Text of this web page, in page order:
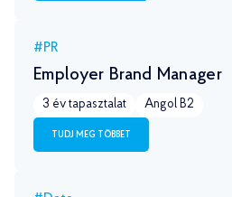
#PR
Employer Brand Manager
3 év tapasztalat Angol B2
TUDJ MEG TÖBBET